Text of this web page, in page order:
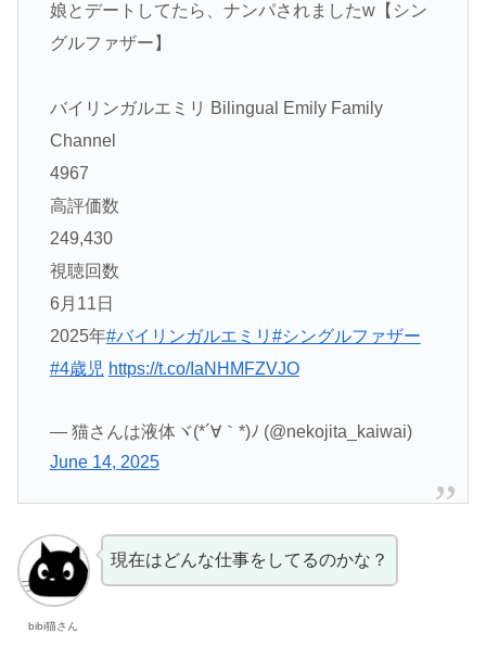
娘とデートしてたら、ナンパされましたw【シン
グルファザー】
バイリンガルエミリ Bilingual Emily Family
Channel
4967
高評価数
249,430
視聴回数
6月11日
2025年#バイリンガルエミリ #シングルファザー
#4歳児 https://t.co/IaNHMFZVJO
— 猫さんは液体ヾ(*´∀｀*)ﾉ (@nekojita_kaiwai)
June 14, 2025
bibi猫さん
現在はどんな仕事をしてるのかな？